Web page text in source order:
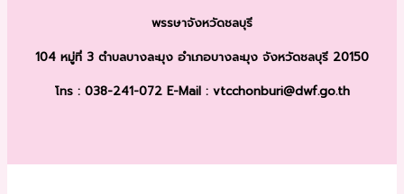
พรรษาจังหวัดชลบุรี
104 หมู่ที่ 3 ตำบลบางละมุง อำเภอบางละมุง จังหวัดชลบุรี 20150
โทร : 038-241-072 E-Mail : vtcchonburi@dwf.go.th